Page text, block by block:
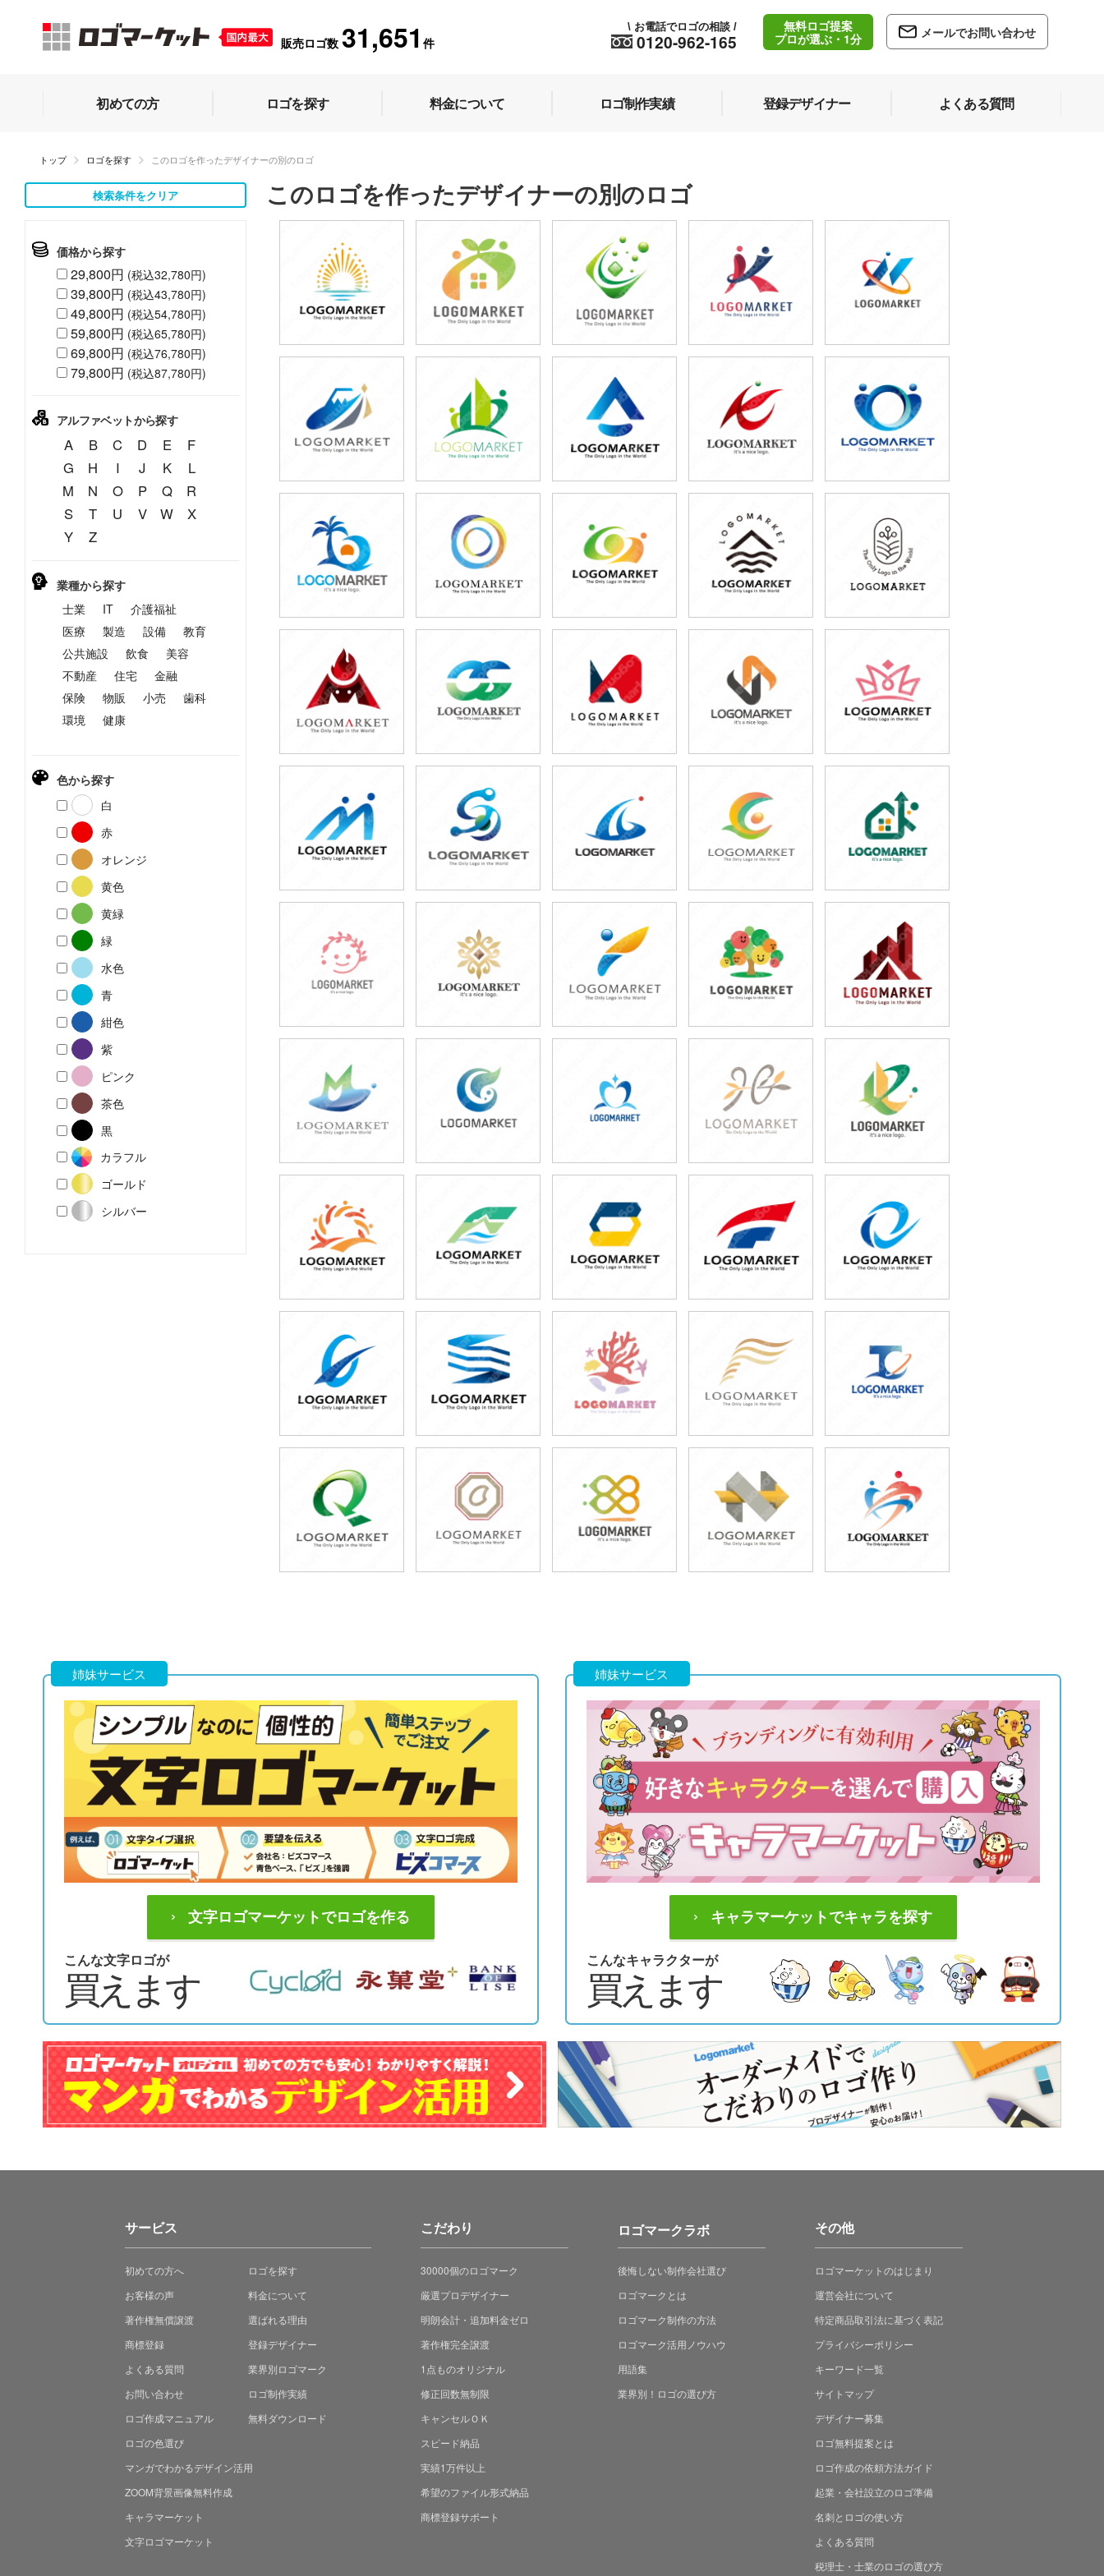
販売ロゴ数 31,651 件 0120-962-165
\ お電話でロゴの相談 /
無料ロゴ提案
プロが選ぶ・1分
メールでお問い合わせ
初めての方 ロゴを探す 料金について ロゴ制作実績 登録デザイナー よくある質問
トップ ロゴを探す このロゴを作ったデザイナーの別のロゴ
検索条件をクリア
価格から探す
29,800円 (税込32,780円)
39,800円 (税込43,780円)
49,800円 (税込54,780円)
59,800円 (税込65,780円)
69,800円 (税込76,780円)
79,800円 (税込87,780円)
アルファベットから探す
A B C D E
F
G
H I J K
L
M
N O P Q
R
S
T U V W
X
Y
Z
業種から探す
士業
IT
介護福祉
医療
製造 設備
教育
公共施設
飲食
美容
不動産
住宅
金融
保険
物販 小売
歯科
環境
健康
色から探す
白
赤
オレンジ
黄色
黄緑
緑
水色
青
紺色
紫
ピンク
茶色
黒
カラフル
ゴールド
シルバー
このロゴを作ったデザイナーの別のロゴ
49,800円
(税込54,780円)
49,800円
(税込54,780円)
49,800円
(税込54,780円)
49,800円
(税込54,780円)
49,800円
(税込54,780円)
49,800円
(税込54,780円)
49,800円
(税込54,780円)
49,800円
(税込54,780円)
59,800円
(税込65,780円)
59,800円
(税込65,780円)
49,800円
(税込54,780円)
49,800円
(税込54,780円)
49,800円
(税込54,780円)
49,800円
(税込54,780円)
49,800円
(税込54,780円)
59,800円
(税込65,780円)
49,800円
(税込54,780円)
49,800円
(税込54,780円)
49,800円
(税込54,780円)
49,800円
(税込54,780円)
49,800円
(税込54,780円)
59,800円
(税込65,780円)
49,800円
(税込54,780円)
49,800円
(税込54,780円)
49,800円
(税込54,780円)
49,800円
(税込54,780円)
49,800円
(税込54,780円)
59,800円
(税込65,780円)
49,800円
(税込54,780円)
49,800円
(税込54,780円)
59,800円
(税込65,780円)
49,800円
(税込54,780円)
49,800円
(税込54,780円)
49,800円
(税込54,780円)
49,800円
(税込54,780円)
49,800円
(税込54,780円)
49,800円
(税込54,780円)
49,800円
(税込54,780円)
49,800円
(税込54,780円)
49,800円
(税込54,780円)
49,800円
(税込54,780円)
49,800円
(税込54,780円)
49,800円
(税込54,780円)
49,800円
(税込54,780円)
49,800円
(税込54,780円)
姉妹サービス
文字ロゴマーケットでロゴを作る
こんな文字ロゴが
買えます
姉妹サービス
キャラマーケットでキャラを探す
こんなキャラクターが
買えます
サービス
初めての方へ
ロゴを探す
お客様の声
料金について
著作権無償譲渡
選ばれる理由
商標登録
登録デザイナー
よくある質問
業界別ロゴマーク
お問い合わせ
ロゴ制作実績
ロゴ作成マニュアル
無料ダウンロード
ロゴの色選び
マンガでわかるデザイン活用
ZOOM背景画像無料作成
キャラマーケット
文字ロゴマーケット
こだわり
30000個のロゴマーク
厳選プロデザイナー
明朗会計・追加料金ゼロ
著作権完全譲渡
1点ものオリジナル
修正回数無制限
キャンセルＯＫ
スピード納品
実績1万件以上
希望のファイル形式納品
商標登録サポート
ロゴマークラボ
後悔しない制作会社選び
ロゴマークとは
ロゴマーク制作の方法
ロゴマーク活用ノウハウ
用語集
業界別！ロゴの選び方
その他
ロゴマーケットのはじまり
運営会社について
特定商品取引法に基づく表記
プライバシーポリシー
キーワード一覧
サイトマップ
デザイナー募集
ロゴ無料提案とは
ロゴ作成の依頼方法ガイド
起業・会社設立のロゴ準備
名刺とロゴの使い方
よくある質問
税理士・士業のロゴの選び方